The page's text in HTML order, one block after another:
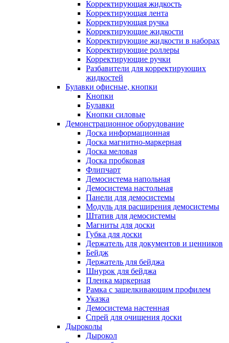
Корректирующая жидкость
Корректирующая лента
Корректирующая ручка
Корректирующие жидкости
Корректирующие жидкости в наборах
Корректирующие роллеры
Корректирующие ручки
Разбавители для корректирующих
жидкостей
Булавки офисные, кнопки
Кнопки
Булавки
Кнопки силовые
Демонстрационное оборудование
Доска информационная
Доска магнитно-маркерная
Доска меловая
Доска пробковая
Флипчарт
Демосистема напольная
Демосистема настольная
Панели для демосистемы
Модуль для расширения демосистемы
Штатив для демосистемы
Магниты для доски
Губка для доски
Держатель для документов и ценников
Бейдж
Держатель для бейджа
Шнурок для бейджа
Пленка маркерная
Рамка с защелкивающим профилем
Указка
Демосистема настенная
Спрей для очищения доски
Дыроколы
Дырокол